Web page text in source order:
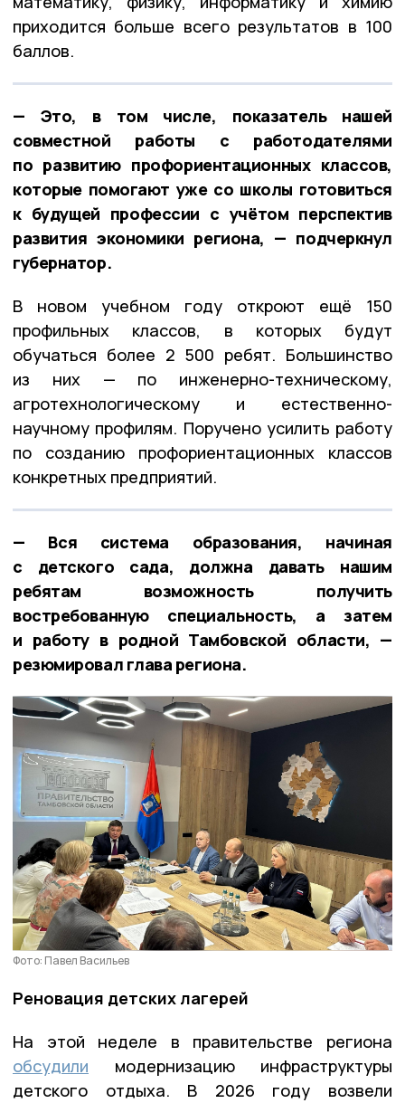
приходится больше всего результатов в 100
баллов.
— Это, в том числе, показатель нашей
совместной работы с работодателями
по развитию профориентационных классов,
которые помогают уже со школы готовиться
к будущей профессии с учётом перспектив
развития экономики региона, — подчеркнул
губернатор.
В новом учебном году откроют ещё 150
профильных классов, в которых будут
обучаться более 2 500 ребят. Большинство
из них — по инженерно-техническому,
агротехнологическому и естественно-
научному профилям. Поручено усилить работу
по созданию профориентационных классов
конкретных предприятий.
— Вся система образования, начиная
с детского сада, должна давать нашим
ребятам возможность получить
востребованную специальность, а затем
и работу в родной Тамбовской области, —
резюмировал глава региона.
Фото: Павел Васильев
Реновация детских лагерей
На этой неделе в правительстве региона
обсудили модернизацию инфраструктуры
детского отдыха. В 2026 году возвели